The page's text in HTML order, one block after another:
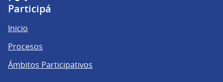
(Enlace externo)
(Enlace externo)
(Enlace externo)
Participá
Inicio
Procesos
Ámbitos Participativos